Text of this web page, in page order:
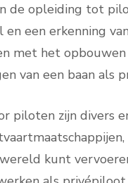
de opleiding tot
en een erkenning
met het
van een baan als
piloten zijn divers
kunt